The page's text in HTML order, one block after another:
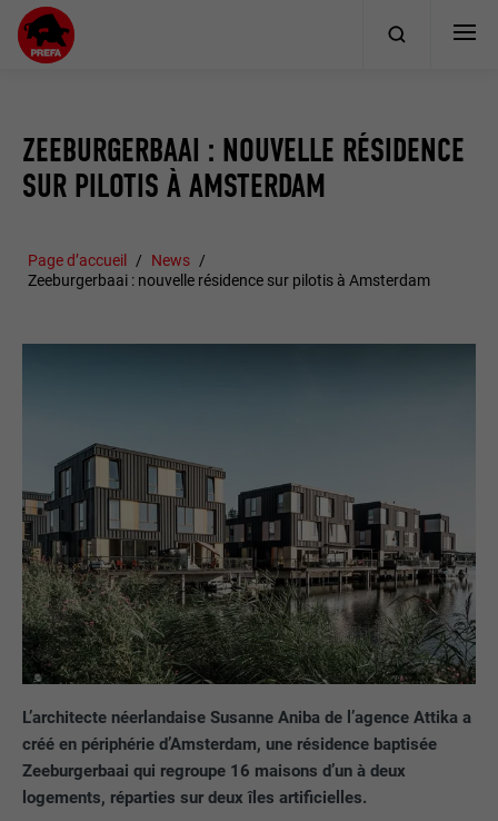
ZEEBURGERBAAI : NOUVELLE RÉSIDENCE
SUR PILOTIS À AMSTERDAM
Page d’accueil
News
Zeeburgerbaai : nouvelle résidence sur pilotis à Amsterdam
L’architecte néerlandaise Susanne Aniba de l’agence Attika a
créé en périphérie d’Amsterdam, une résidence baptisée
Zeeburgerbaai qui regroupe 16 maisons d’un à deux
logements, réparties sur deux îles artificielles.